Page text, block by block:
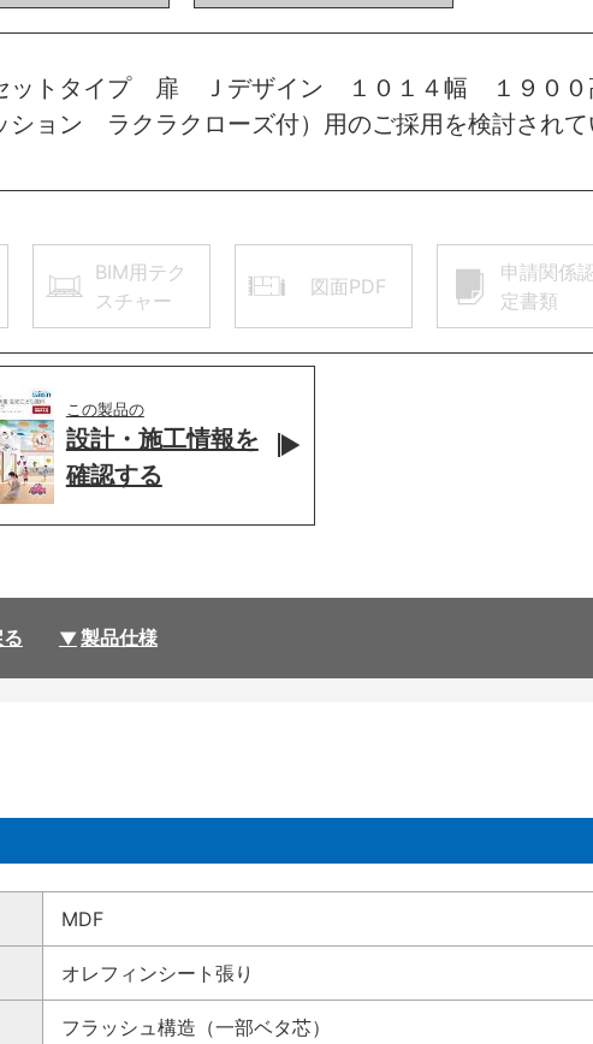
ットタイプ 扉 Ｊデザイン １０１４幅 １９０
ョン ラクラクローズ付）用のご採用を検討されて
BIM用テク
スチャー
図面PDF
申請関係
定書類
この製品の
設計・施工情報を
確認する
製品仕様
MDF
オレフィンシート張り
フラッシュ構造（一部ベタ芯）